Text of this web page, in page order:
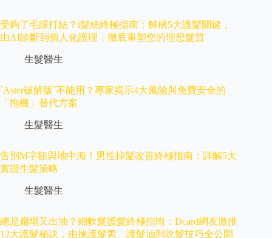
受夠了毛躁打結？i髮絲終極指南：解構5大護髮關鍵，
由AI診斷到個人化護理，徹底重塑您的理想髮質
生髮醫生
`Aster破解版`不能用？專家揭示4大風險與免費安全的
「拖機」替代方案
生髮醫生
告別M字額與地中海！男性掉髮改善終極指南：詳解5大
實證生髮策略
生髮醫生
總是扁塌又出油？細軟髮護髮終極指南：Dcard網友激推
12大護髮秘訣，由揀護髮素、護髮油到吹髮技巧全公開